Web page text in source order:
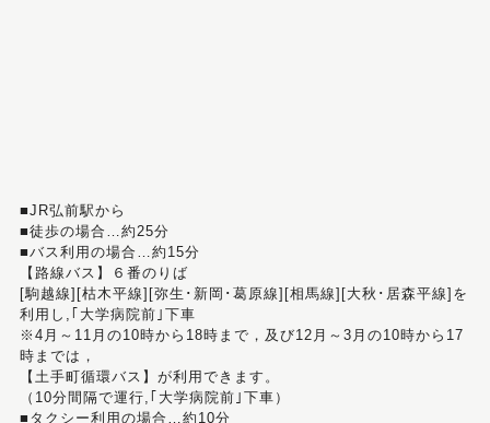
■JR弘前駅から
■徒歩の場合…約25分
■バス利用の場合…約15分
【路線バス】６番のりば
[駒越線][枯木平線][弥生･新岡･葛原線][相馬線][大秋･居森平線]を
利用し,｢大学病院前｣下車
※4月～11月の10時から18時まで，及び12月～3月の10時から17
時までは，
【土手町循環バス】が利用できます。
（10分間隔で運行,｢大学病院前｣下車）
■タクシー利用の場合…約10分